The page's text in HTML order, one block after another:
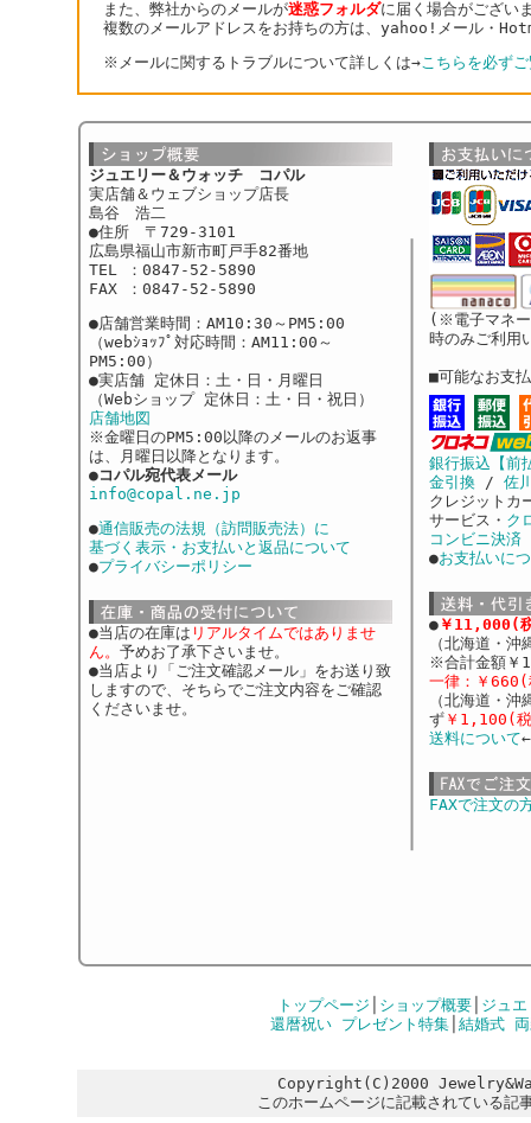
また、弊社からのメールが迷惑フォルダに届く場合がござい
複数のメールアドレスをお持ちの方は、yahoo!メール・
※メールに関するトラブルについて詳しくは→こちらを必ず
ジュエリー＆ウォッチ コパル
実店舗＆ウェブショップ店長
島谷 浩二
●住所 〒729-3101
広島県福山市新市町戸手82番地
TEL ：0847-52-5890
FAX ：0847-52-5890
●店舗営業時間：AM10:30～PM5:00
（webｼｮｯﾌﾟ対応時間：AM11:00～
PM5:00）
●実店舗 定休日：土・日・月曜日
（Webショップ 定休日：土・日・祝日）
店舗地図
※金曜日のPM5:00以降のメールのお返事
は、月曜日以降となります。
●コパル宛代表メール
info@copal.ne.jp
●通信販売の法規（訪問販売法）に
基づく表示・お支払いと返品について
●プライバシーポリシー
●当店の在庫は リアルタイムではありませ
ん。 予めお了承下さいませ。
●当店より「ご注文確認メール」をお送り致
しますので、そちらでご注文内容をご確認
くださいませ。
(※電子マネー
時のみご利用
■可能なお支
銀行振込【前
金引換 / 佐
クレジットカ
サービス・ ク
コンビニ決済
●お支払いに
● ￥11,000(
（北海道・
※合計金額￥
一律：￥
（北海道・
ず ￥1,100(
送料について
FAXで注文の
トップページ ショップ概要│ ジュ
還暦祝い プレゼント特集 結婚式
Copyright(C)2000
このホームページに記載されている記